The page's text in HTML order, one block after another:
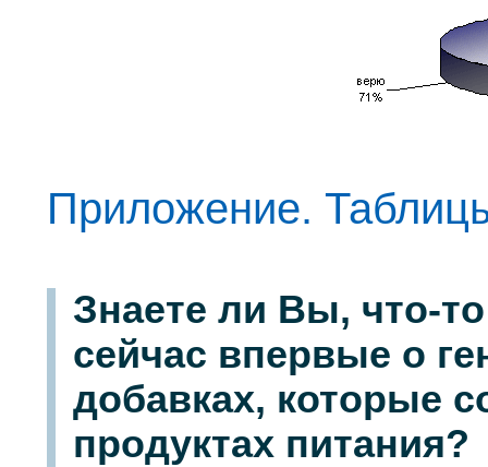
Приложение.
Знаете ли Вы, что-
сейчас впервые о
добавках, которые
продуктах питания?